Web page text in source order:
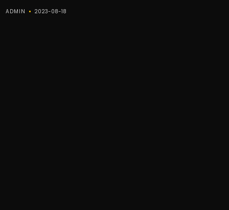
ADMIN 2023-08-18